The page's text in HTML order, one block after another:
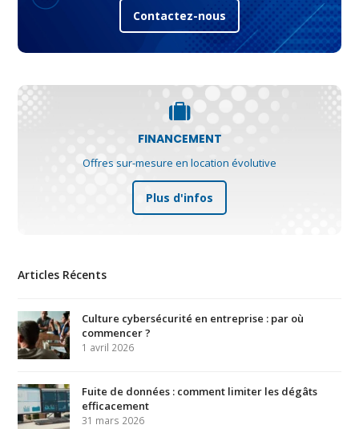
Contactez-nous
FINANCEMENT
Offres sur-mesure en location évolutive
Plus d'infos
Articles Récents
Culture cybersécurité en entreprise : par où
commencer ?
1 avril 2026
Fuite de données : comment limiter les dégâts
efficacement
31 mars 2026